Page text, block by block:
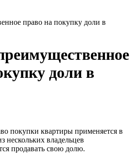
право на покупку доли в
доли в
покупки квартиры применяется в
нескольких владельцев
продавать свою долю.